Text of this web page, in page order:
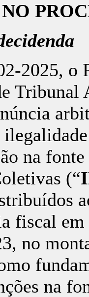
o
Tribunal
na
(“
fiscal
no
na